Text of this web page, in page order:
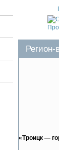
«Троицк —